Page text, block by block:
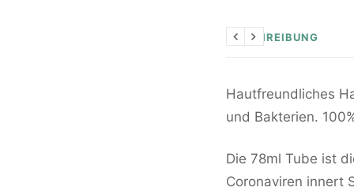
BESCHREIBUNG
Zurück
Weiter
Hautfreundliches
und Bakterien.
Die 78ml Tube ist
Coronaviren innert